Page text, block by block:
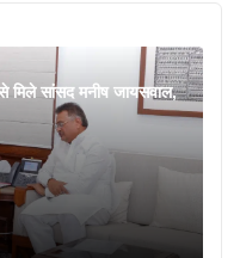
मिले सांसद मनीष जायसवाल,